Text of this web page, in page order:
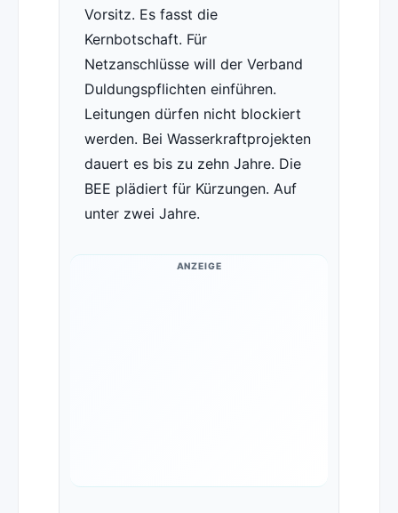
Vorsitz. Es fasst die
Kernbotschaft. Für
Netzanschlüsse will der Verband
Duldungspflichten einführen.
Leitungen dürfen nicht blockiert
werden. Bei Wasserkraftprojekten
dauert es bis zu zehn Jahre. Die
BEE plädiert für Kürzungen. Auf
unter zwei Jahre.
ANZEIGE